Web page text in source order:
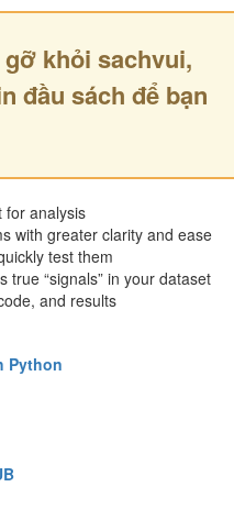
khỏi sachvui,
đầu sách để bạn
analysis
with greater clarity and ease
test them
“signals” in your dataset
and results
Python